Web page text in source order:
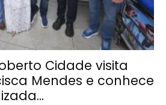
Cidade visita
Mendes e conhece